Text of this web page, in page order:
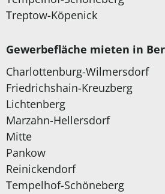
Treptow-Köpenick
Gewerbefläche mieten in
Charlottenburg-Wilmersdorf
Friedrichshain-Kreuzberg
Lichtenberg
Marzahn-Hellersdorf
Mitte
Pankow
Reinickendorf
Tempelhof-Schöneberg